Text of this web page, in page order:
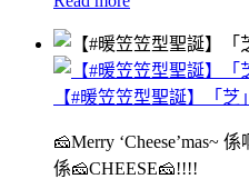
【#暖笠笠型聖誕】「
🧀Merry ‘Cheese’mas~
係🧀CHEESE🧀!!!!